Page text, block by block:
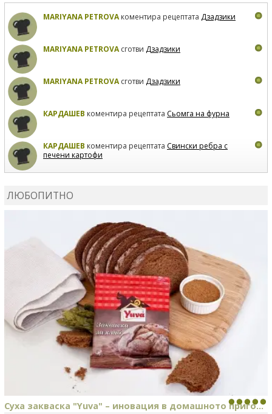
MARIYANA PETROVAкоментира рецептата Дзадзики
MARIYANA PETROVAсготви Дзадзики
MARIYANA PETROVAсготви Дзадзики
КАРДАШЕВ коментира рецептата Сьомга на фурна
КАРДАШЕВ коментира рецептата Свински ребра с
печени картофи
ЛЮБОПИТНО
Суха закваска "Yuva" – иновация в домашното приго...